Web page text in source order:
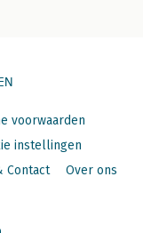
voorwaarden
instellingen
Contact Over ons